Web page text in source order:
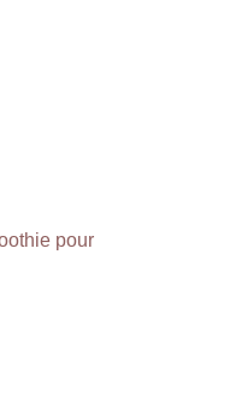
pour